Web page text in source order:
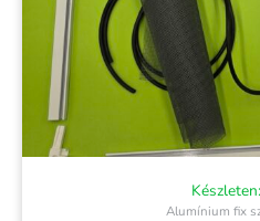
Alumínium fix